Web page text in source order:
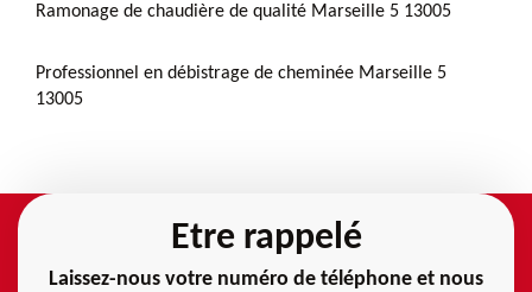
Ramonage de chaudière de qualité Marseille 5 13005
Professionnel en débistrage de cheminée Marseille 5
13005
Etre rappelé
Laissez-nous votre numéro de téléphone et nous